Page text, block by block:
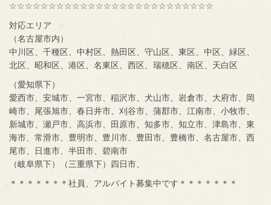
☆☆☆☆☆☆☆☆☆☆☆☆☆☆☆☆☆☆☆☆☆☆☆☆☆☆
対応エリア
（名古屋市内）
中川区、千種区、中村区、熱田区、守山区、東区、中区、緑区、
北区、昭和区、港区、名東区、西区、瑞穂区、南区、天白区
（愛知県下）
愛西市、安城市、一宮市、稲沢市、犬山市、岩倉市、大府市、岡
崎市、尾張旭市、春日井市、刈谷市、蒲郡市、江南市、小牧市、
新城市、瀬戸市、高浜市、田原市、知多市、知立市、津島市、東
海市、常滑市、豊明市、豊川市、豊田市、豊橋市、名古屋市、西
尾市、日進市、半田市、碧南市
（岐阜県下）（三重県下）四日市、
＊＊＊＊＊＊＊社員、アルバイト募集中です＊＊＊＊＊＊＊